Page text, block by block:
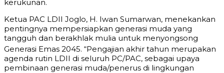
kerukunan.
Ketua PAC LDII Joglo, H. Iwan Sumarwan, menekankan
pentingnya mempersiapkan generasi muda yang
tangguh dan berakhlak mulia untuk menyongsong
Generasi Emas 2045. “Pengajian akhir tahun merupakan
agenda rutin LDII di seluruh PC/PAC, sebagai upaya
pembinaan generasi muda/penerus di lingkungan